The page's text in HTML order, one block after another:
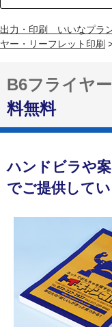
出力・印刷 いいなプラ
ヤー・リーフレット印刷
B6フライヤ
料無料
ハンドビラや
でご提供してい